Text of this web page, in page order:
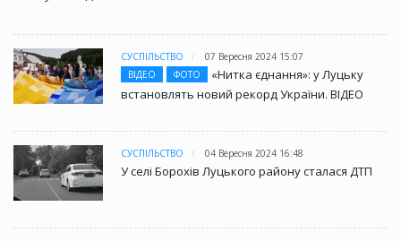
СУСПІЛЬСТВО
07 Вересня 2024 15:07
ВІДЕО
ФОТО
«Нитка єднання»: у Луцьку
встановлять новий рекорд України. ВІДЕО
СУСПІЛЬСТВО 04 Вересня 2024 16:48
У селі Борохів Луцького району сталася ДТП